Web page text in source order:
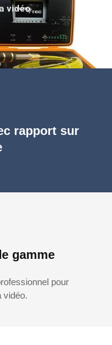
rapport sur
gamme
pour
vidéo.
vidéo